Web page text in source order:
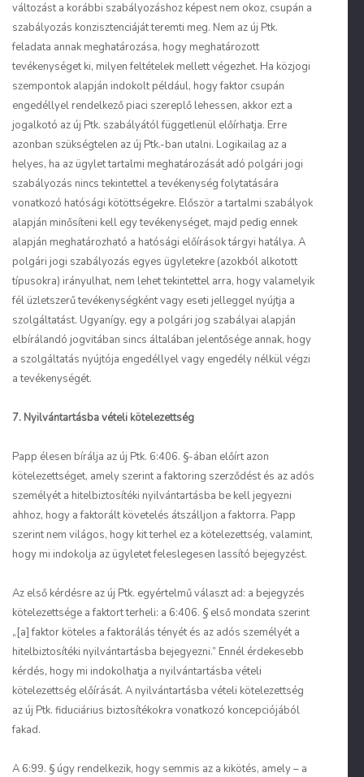
változást a korábbi szabályozáshoz képest nem okoz, csupán a
szabályozás konzisztenciáját teremti meg. Nem az új Ptk.
feladata annak meghatározása, hogy meghatározott
tevékenységet ki, milyen feltételek mellett végezhet. Ha közjogi
szempontok alapján indokolt például, hogy faktor csupán
engedéllyel rendelkező piaci szereplő lehessen, akkor ezt a
jogalkotó az új Ptk. szabályától függetlenül előírhatja. Erre
azonban szükségtelen az új Ptk.-ban utalni. Logikailag az a
helyes, ha az ügylet tartalmi meghatározását adó polgári jogi
szabályozás nincs tekintettel a tevékenység folytatására
vonatkozó hatósági kötöttségekre. Először a tartalmi szabályok
alapján minősíteni kell egy tevékenységet, majd pedig ennek
alapján meghatározható a hatósági előírások tárgyi hatálya. A
polgári jogi szabályozás egyes ügyletekre (azokból alkotott
típusokra) irányulhat, nem lehet tekintettel arra, hogy valamelyik
fél üzletszerű tevékenységként vagy eseti jelleggel nyújtja a
szolgáltatást. Ugyanígy, egy a polgári jog szabályai alapján
elbírálandó jogvitában sincs általában jelentősége annak, hogy
a szolgáltatás nyújtója engedéllyel vagy engedély nélkül végzi
a tevékenységét.
7. Nyilvántartásba vételi kötelezettség
Papp élesen bírálja az új Ptk. 6:406. §-ában előírt azon
kötelezettséget, amely szerint a faktoring szerződést és az adós
személyét a hitelbiztosítéki nyilvántartásba be kell jegyezni
ahhoz, hogy a faktorált követelés átszálljon a faktorra. Papp
szerint nem világos, hogy kit terhel ez a kötelezettség, valamint,
hogy mi indokolja az ügyletet feleslegesen lassító bejegyzést.
Az első kérdésre az új Ptk. egyértelmű választ ad: a bejegyzés
kötelezettsége a faktort terheli: a 6:406. § első mondata szerint
„[a] faktor köteles a faktorálás tényét és az adós személyét a
hitelbiztosítéki nyilvántartásba bejegyezni.” Ennél érdekesebb
kérdés, hogy mi indokolhatja a nyilvántartásba vételi
kötelezettség előírását. A nyilvántartásba vételi kötelezettség
az új Ptk. fiduciárius biztosítékokra vonatkozó koncepciójából
fakad.
A 6:99. § úgy rendelkezik, hogy semmis az a kikötés, amely – a